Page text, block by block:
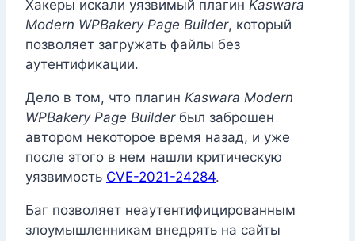
Хакеры искали уязвимый плагин Kaswara
Modern WPBakery Page Builder, который
позволяет загружать файлы без
аутентификации.
Дело в том, что плагин Kaswara Modern
WPBakery Page Builderбыл заброшен
автором некоторое время назад, и уже
после этого в нем нашли критическую
уязвимость CVE-2021-24284.
Баг позволяет неаутентифицированным
злоумышленникам внедрять на сайты